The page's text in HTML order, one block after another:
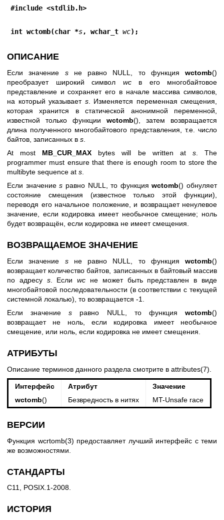
#include <stdlib.h>
int wctomb(char *s, wchar_t wc);
ОПИСАНИЕ
Если значение sне равно NULL, то функция wctomb()
преобразует широкий символ wcв его многобайтовое
представление и сохраняет его в начале массива символов,
на который указывает s. Изменяется переменная смещения,
которая хранится в статической анонимной переменной,
известной только функции wctomb(), затем возвращается
длина полученного многобайтового представления, т.е. число
байтов, записанных в s
At most MB_CUR_MAX bytes will be written at s. The
programmer must ensure that there is enough room to store the
multibyte sequence at s
Если значениеs равно NULL, то функцияwctomb() обнуляет
состояние смещения (известное только этой функции),
переводя его начальное положение, и возвращает ненулевое
значение, если кодировка имеет необычное смещение; ноль
будет возвращён, если кодировка не имеет смещения.
ВОЗВРАЩАЕМОЕ ЗНАЧЕНИЕ
Если значение sне равно NULL, то функция wctomb()
возвращает количество байтов, записанных в байтовый массив
по адресу s. Еслиwc не может быть представлен в виде
многобайтовой последовательности (в соответствии с текущей
системной локалью), то возвращается -1.
Если значениеs равно NULL, то функцияwctomb()
возвращает не ноль, если кодировка имеет необычное
смещение, или ноль, если кодировка не имеет смещения.
АТРИБУТЫ
Описание терминов данного раздела смотрите в attributes(7)
Интерфейс Атрибут
Значение
wctomb() Безвредность в нитях MT-Unsafe race
ВЕРСИИ
Функция wcrtomb(3) предоставляет лучший интерфейс с теми
же возможностями.
СТАНДАРТЫ
C11, POSIX.1-2008.
ИСТОРИЯ